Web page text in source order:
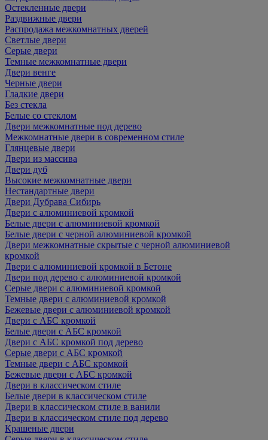
Остекленные двери
Раздвижные двери
Распродажа межкомнатных дверей
Светлые двери
Серые двери
Темные межкомнатные двери
Двери венге
Черные двери
Гладкие двери
Без стекла
Белые со стеклом
Двери межкомнатные под дерево
Межкомнатные двери в современном стиле
Глянцевые двери
Двери из массива
Двери дуб
Высокие межкомнатные двери
Нестандартные двери
Двери Дубрава Сибирь
Двери с алюминиевой кромкой
Белые двери с алюминиевой кромкой
Белые двери с черной алюминиевой кромкой
Двери межкомнатные скрытые с черной алюминиевой
кромкой
Двери с алюминиевой кромкой в Бетоне
Двери под дерево с алюминиевой кромкой
Серые двери с алюминиевой кромкой
Темные двери с алюминиевой кромкой
Бежевые двери с алюминиевой кромкой
Двери с АБС кромкой
Белые двери с АБС кромкой
Двери с АБС кромкой под дерево
Серые двери с АБС кромкой
Темные двери с АБС кромкой
Бежевые двери с АБС кромкой
Двери в классическом стиле
Белые двери в классическом стиле
Двери в классическом стиле в ванили
Двери в классическом стиле под дерево
Крашеные двери